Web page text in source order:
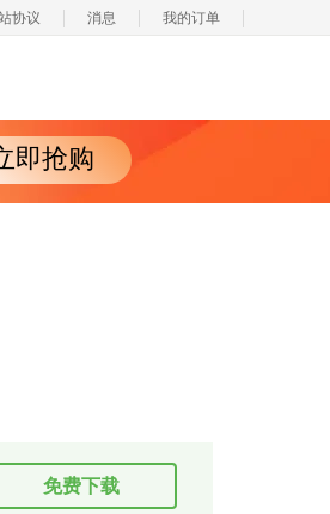
协议 消息 我的订单
即抢购
免费下载